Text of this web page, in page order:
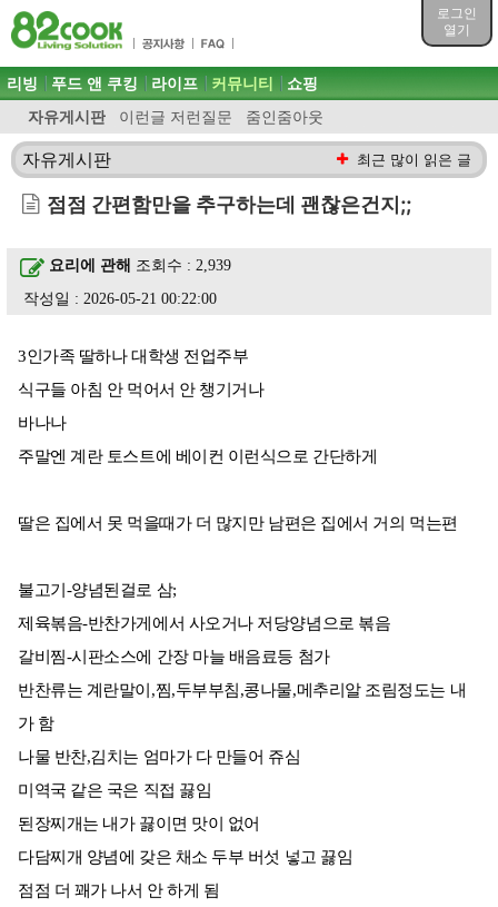
로그인
열기
목차
주메뉴 바로가기
컨텐츠 바로가기
검색 바로가기
로그인 바로가기
주메뉴
리빙 푸드 앤 쿠킹 라이프 커뮤니티
자유게시판 이런글 저런질문 줌인줌아웃
쇼핑
자유게시판 최근 많이 읽은 글
점점 간편함만을 추구하는데 괜찮은건지;;
요리에 관해 조회수 : 2,939
작성일 : 2026-05-21 00:22:00
3인가족 딸하나 대학생 전업주부
식구들 아침 안 먹어서 안 챙기거나
바나나
주말엔 계란 토스트에 베이컨 이런식으로 간단하게
딸은 집에서 못 먹을때가 더 많지만 남편은 집에서 거의 먹는편
불고기-양념된걸로 삼;
제육볶음-반찬가게에서 사오거나 저당양념으로 볶음
갈비찜-시판소스에 간장 마늘 배음료등 첨가
반찬류는 계란말이,찜,두부부침,콩나물,메추리알 조림정도는 내
가 함
나물 반찬,김치는 엄마가 다 만들어 쥬심
미역국 같은 국은 직접 끓임
된장찌개는 내가 끓이면 맛이 없어
다담찌개 양념에 갖은 채소 두부 버섯 넣고 끓임
점점 더 꽤가 나서 안 하게 됨